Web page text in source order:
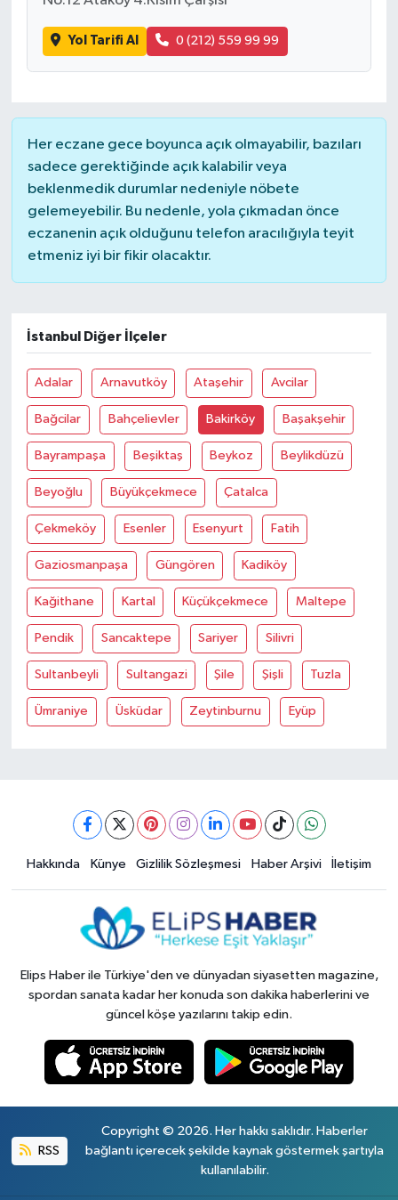
Yol Tarifi Al 0 (212) 559 99 99
Her eczane gece boyunca açık olmayabilir, bazıları
sadece gerektiğinde açık kalabilir veya
beklenmedik durumlar nedeniyle nöbete
gelemeyebilir. Bu nedenle, yola çıkmadan önce
eczanenin açık olduğunu telefon aracılığıyla teyit
etmeniz iyi bir fikir olacaktır.
İstanbul Diğer İlçeler
Adalar Arnavutköy Ataşehir Avcilar
Bağcilar Bahçelievler Bakirköy Başakşehir
Bayrampaşa Beşiktaş Beykoz Beylikdüzü
Beyoğlu Büyükçekmece Çatalca
Çekmeköy Esenler Esenyurt Fatih
Gaziosmanpaşa Güngören Kadiköy
Kağithane Kartal Küçükçekmece Maltepe
Pendik Sancaktepe Sariyer Silivri
Sultanbeyli Sultangazi Şile Şişli Tuzla
Ümraniye Üsküdar Zeytinburnu Eyüp
Hakkında Künye Gizlilik Sözleşmesi Haber Arşivi İletişim
Elips Haber ile Türkiye'den ve dünyadan siyasetten magazine,
spordan sanata kadar her konuda son dakika haberlerini ve
güncel köşe yazılarını takip edin.
RSS
Copyright © 2026. Her hakkı saklıdır. Haberler
bağlantı içerecek şekilde kaynak göstermek şartıyla
kullanılabilir.